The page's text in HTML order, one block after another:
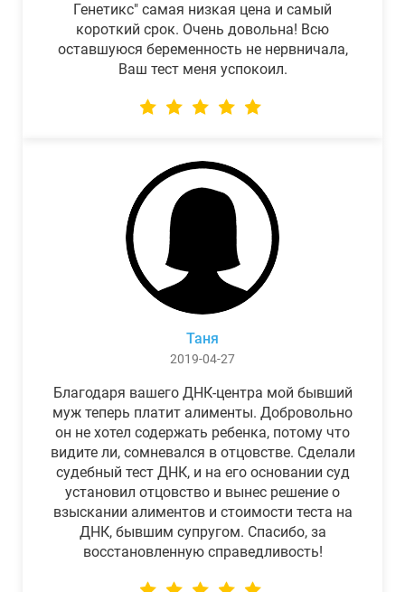
Генетикс" самая низкая цена и самый
короткий срок. Очень довольна! Всю
оставшуюся беременность не нервничала,
Ваш тест меня успокоил.
Таня
2019-04-27
Благодаря вашего ДНК-центра мой бывший
муж теперь платит алименты. Добровольно
он не хотел содержать ребенка, потому что
видите ли, сомневался в отцовстве. Сделали
судебный тест ДНК, и на его основании суд
установил отцовство и вынес решение о
взыскании алиментов и стоимости теста на
ДНК, бывшим супругом. Спасибо, за
восстановленную справедливость!